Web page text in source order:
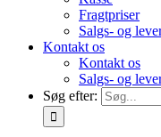
Fragtpriser
Salgs- og
Kontakt os
Kontakt os
Salgs- og
Søg efter: